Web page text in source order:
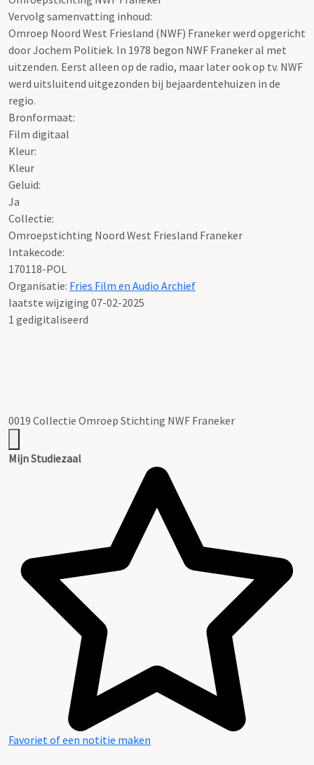
Vervolg samenvatting inhoud:
Omroep Noord West Friesland (NWF) Franeker werd opgericht
door Jochem Politiek. In 1978 begon NWF Franeker al met
uitzenden. Eerst alleen op de radio, maar later ook op tv. NWF
werd uitsluitend uitgezonden bij bejaardentehuizen in de
regio.
Bronformaat:
Film digitaal
Kleur:
Kleur
Geluid:
Ja
Collectie:
Omroepstichting Noord West Friesland Franeker
Intakecode:
170118-POL
Organisatie: Fries Film en Audio Archief
laatste wijziging 07-02-2025
1 gedigitaliseerd
0019 Collectie Omroep Stichting NWF Franeker
Mijn Studiezaal
Favoriet of een notitie maken